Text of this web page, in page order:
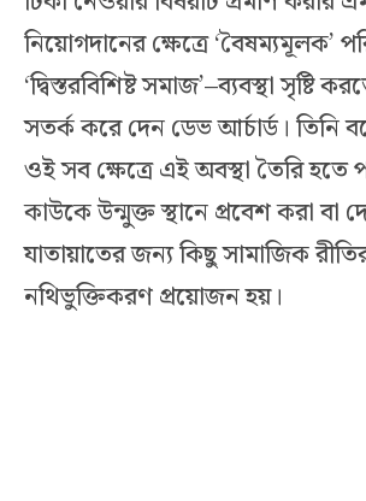
নিয়োগদানের ক্ষেত্রে ‘বৈষম্যমূলক’
‘দ্বিস্তরবিশিষ্ট সমাজ’–ব্যবস্থা সৃষ্টি
সতর্ক করে দেন ডেভ আর্চার্ড। তিনি
ওই সব ক্ষেত্রে এই অবস্থা তৈরি হতে
কাউকে উন্মুক্ত স্থানে প্রবেশ করা বা
যাতায়াতের জন্য কিছু সামাজিক
নথিভুক্তিকরণ প্রয়োজন হয়।